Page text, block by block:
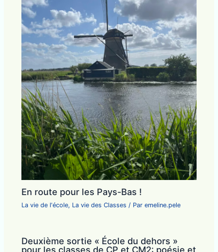
En route pour les Pays-Bas !
La vie de l'école, La vie des Classes / Paremeline.pele
Deuxième sortie « École du dehors »
pour les classes de CP et CM2: poésie et